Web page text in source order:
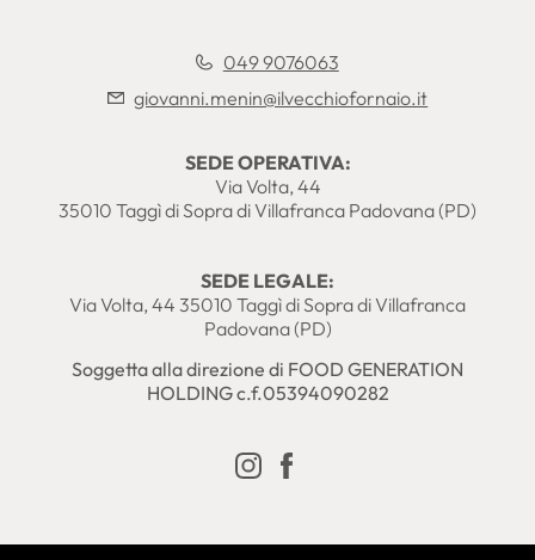
049 9076063
giovanni.menin@ilvecchiofornaio.it
SEDE OPERATIVA:
Via Volta, 44
35010 Taggì di Sopra di Villafranca Padovana (PD)
SEDE LEGALE:
Via Volta, 44 35010 Taggì di Sopra di Villafranca
Padovana (PD)
Soggetta alla direzione di FOOD GENERATION
HOLDING c.f.05394090282